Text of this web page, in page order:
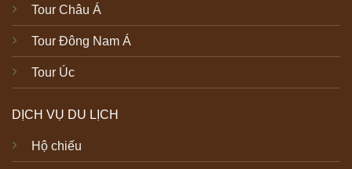
Tour Châu Á
Tour Đông Nam Á
Tour Úc
DỊCH VỤ DU LỊCH
Hộ chiếu